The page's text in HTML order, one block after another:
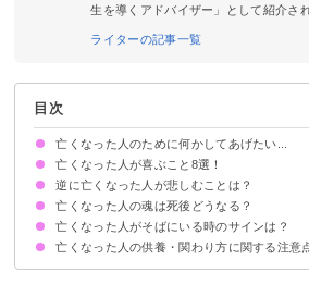
生を導くアドバイザー」として紹介さ
ライターの記事一覧
目次
亡くなった人のために何かしてあげたい...
亡くなった人が喜ぶこと8選！
①元気な姿を見せる
②思い出す
③心残りを叶えてあげる
④きちんと供養する
⑤愛情を伝えると同時に、愛情を受け取る
⑥遺品を大切にする
⑦安息を祈る
⑧思い出巡りをする
逆に亡くなった人が悲しむことは？
亡くなった人のことを忘れてしまうこと
故人の遺品をぞんざいに扱うこと
家族同士で揉めていること
亡くなった悲しみを引きずりすぎて立ち直れて
亡くなった人の魂は死後どうなる？
死後四十九日までは現世にいる
残された人を見守るために魂が地上に降りてく
亡くなった人がそばにいる時のサインは？
①亡くなった人の夢を見る
②亡くなった人の気配を感じる
③頻繁に思い出す
④耳鳴りによるサイン
⑤怪奇現象が起こる
亡くなった人の供養・関わり方に関する注意
亡くなった人に話しかけてはいけないケース
四十九日までは水を毎日交換し灯りを絶やし